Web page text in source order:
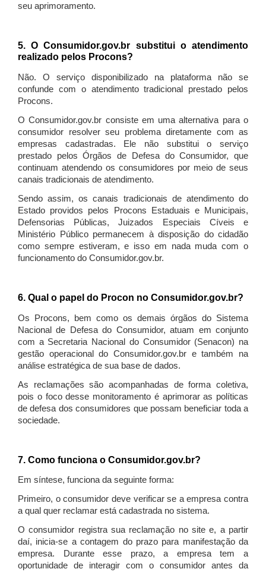
seu aprimoramento.
5. O Consumidor.gov.br substitui o atendimento
realizado pelos Procons?
Não. O serviço disponibilizado na plataforma não se
confunde com o atendimento tradicional prestado pelos
Procons.
O Consumidor.gov.br consiste em uma alternativa para o
consumidor resolver seu problema diretamente com as
empresas cadastradas. Ele não substitui o serviço
prestado pelos Órgãos de Defesa do Consumidor, que
continuam atendendo os consumidores por meio de seus
canais tradicionais de atendimento.
Sendo assim, os canais tradicionais de atendimento do
Estado providos pelos Procons Estaduais e Municipais,
Defensorias Públicas, Juizados Especiais Cíveis e
Ministério Público permanecem à disposição do cidadão
como sempre estiveram, e isso em nada muda com o
funcionamento do Consumidor.gov.br.
6. Qual o papel do Procon no Consumidor.gov.br?
Os Procons, bem como os demais órgãos do Sistema
Nacional de Defesa do Consumidor, atuam em conjunto
com a Secretaria Nacional do Consumidor (Senacon) na
gestão operacional do Consumidor.gov.br e também na
análise estratégica de sua base de dados.
As reclamações são acompanhadas de forma coletiva,
pois o foco desse monitoramento é aprimorar as políticas
de defesa dos consumidores que possam beneficiar toda a
sociedade.
7. Como funciona o Consumidor.gov.br?
Em síntese, funciona da seguinte forma:
Primeiro, o consumidor deve verificar se a empresa contra
a qual quer reclamar está cadastrada no sistema.
O consumidor registra sua reclamação no site e, a partir
daí, inicia-se a contagem do prazo para manifestação da
empresa. Durante esse prazo, a empresa tem a
oportunidade de interagir com o consumidor antes da